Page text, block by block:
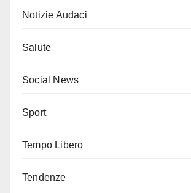
Notizie Audaci
Salute
Social News
Sport
Tempo Libero
Tendenze